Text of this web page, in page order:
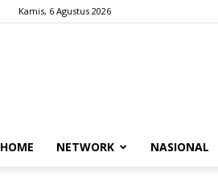
Kamis, 6 Agustus 2026
HOME NETWORK NASIONAL